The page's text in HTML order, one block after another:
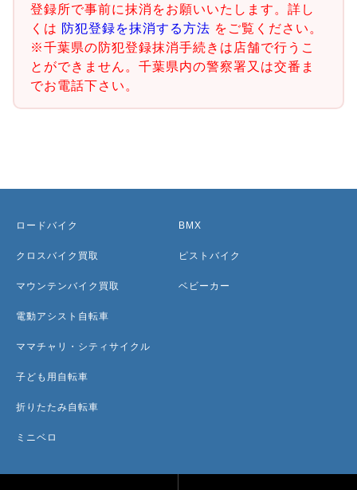
登録所で事前に抹消をお願いいたします。詳し
くは 防犯登録を抹消する方法 をご覧ください。
※千葉県の防犯登録抹消手続きは店舗で行うこ
とができません。千葉県内の警察署又は交番ま
でお電話下さい。
ロードバイク
クロスバイク買取
マウンテンバイク買取
電動アシスト自転車
ママチャリ・シティサイクル
子ども用自転車
折りたたみ自転車
ミニベロ
BMX
ピストバイク
ベビーカー